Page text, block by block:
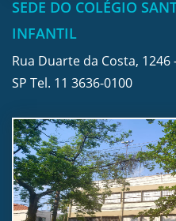
SEDE DO COLÉGIO
INFANTIL
Rua Duarte da Costa, 1246
SP Tel. 11 3636-0100